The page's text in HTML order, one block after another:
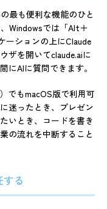
最も便利な機能のひと
Windowsでは「Alt＋
ーションの上にClaude
ザを開いてclaude.aiに
にAIに質問できます。
でもmacOS版で利用可
迷ったとき、プレゼン
いとき、コードを書き
の流れを中断すること
る